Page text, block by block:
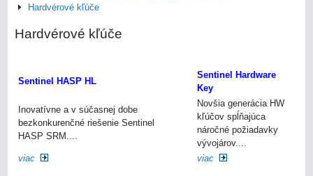
Hardvérové kľúče
Hardvérové kľúče
Sentinel HASP HL
Sentinel Hardware
Key
Inovatívne a v súčasnej dobe
bezkonkurenčné riešenie Sentinel
HASP SRM....
Novšia generácia HW
kľúčov spĺňajúca
náročné požiadavky
vývojárov....
viac
viac